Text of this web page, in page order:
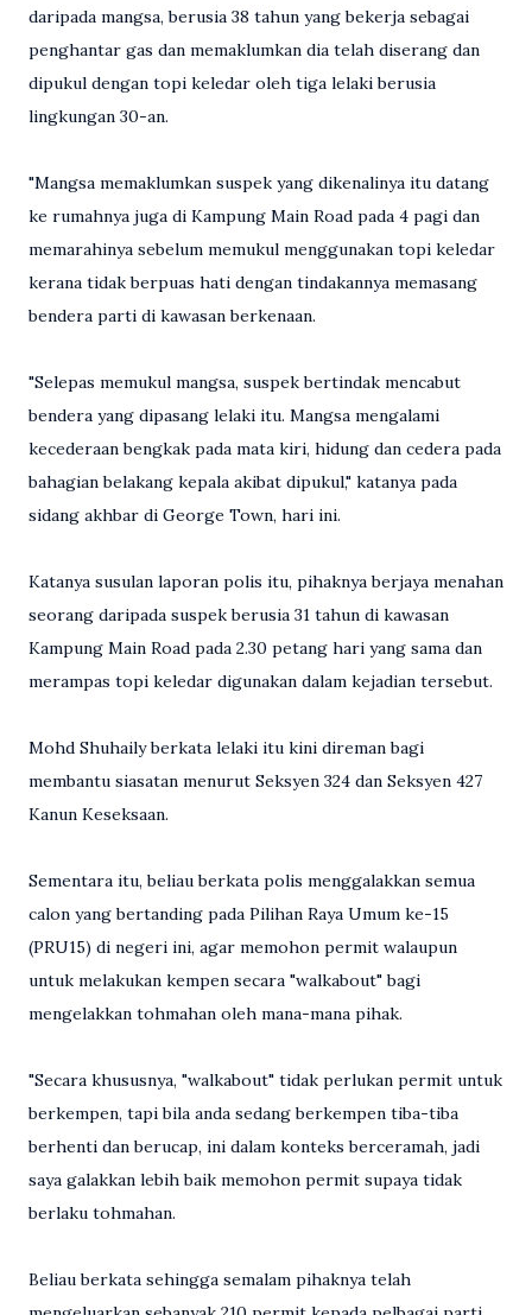
daripada mangsa, berusia 38 tahun yang bekerja sebagai
penghantar gas dan memaklumkan dia telah diserang dan
dipukul dengan topi keledar oleh tiga lelaki berusia
lingkungan 30-an.
"Mangsa memaklumkan suspek yang dikenalinya itu datang
ke rumahnya juga di Kampung Main Road pada 4 pagi dan
memarahinya sebelum memukul menggunakan topi keledar
kerana tidak berpuas hati dengan tindakannya memasang
bendera parti di kawasan berkenaan.
"Selepas memukul mangsa, suspek bertindak mencabut
bendera yang dipasang lelaki itu. Mangsa mengalami
kecederaan bengkak pada mata kiri, hidung dan cedera pada
bahagian belakang kepala akibat dipukul," katanya pada
sidang akhbar di George Town, hari ini.
Katanya susulan laporan polis itu, pihaknya berjaya menahan
seorang daripada suspek berusia 31 tahun di kawasan
Kampung Main Road pada 2.30 petang hari yang sama dan
merampas topi keledar digunakan dalam kejadian tersebut.
Mohd Shuhaily berkata lelaki itu kini direman bagi
membantu siasatan menurut Seksyen 324 dan Seksyen 427
Kanun Keseksaan.
Sementara itu, beliau berkata polis menggalakkan semua
calon yang bertanding pada Pilihan Raya Umum ke-15
(PRU15) di negeri ini, agar memohon permit walaupun
untuk melakukan kempen secara "walkabout" bagi
mengelakkan tohmahan oleh mana-mana pihak.
"Secara khususnya, "walkabout" tidak perlukan permit untuk
berkempen, tapi bila anda sedang berkempen tiba-tiba
berhenti dan berucap, ini dalam konteks berceramah, jadi
saya galakkan lebih baik memohon permit supaya tidak
berlaku tohmahan.
Beliau berkata sehingga semalam pihaknya telah